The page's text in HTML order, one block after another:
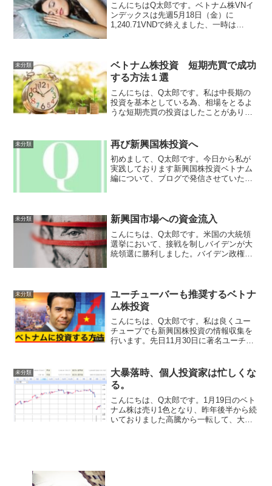
こんにちはQ太郎です。ベトナム株VNイ
ンデックスは先週5月18日（金）に
1,240.71VNDで終えました、一時は
から...
未分類
ベトナム株投資 短期売買で成功
する方法１選
こんにちは、Q太郎です。私は中長期の
投資を基本としている為、相場をとるよ
うな短期売買の投資はしたことがありま
ザヤ稼ぎ ）で儲けをだすことは玄人で
も難しく、個人投資家には...
未分類 再び新興国株投資へ
初めまして、Q太郎です。今日から私が
実践しております新興国株投資ベトナム
編について、ブログで発信させていただ
た過去を振り返えれる年...
未分類 新興国市場への資金流入
こんにちは、Q太郎です。米国の大統領
選挙において、接戦を制しバイデンが大
統領選に勝利しました。バイデン政権の
エイトに引き上げ師曰く「...
未分類
ユーチューバーも推奨するベトナ
ム株投資
こんにちは、Q太郎です。私は良くユー
チューブでも新興国株投資の情報収集を
行います。先日11月30日に著名ユーチュ
高橋ダンさん、ベトナム株投資への明る
い未来を予測ダンさん...
未分類
大暴落時、個人投資家は忙しくな
る。
こんにちは、Q太郎です。1月19日のベト
ナム株は売り1色となり、昨年後半から続
いておりました高騰から一転して、大幅